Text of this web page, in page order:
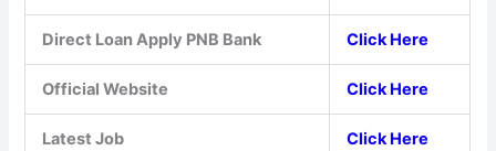
Direct Loan Apply PNB Bank Click Here
Official Website Click Here
Latest Job Click Here